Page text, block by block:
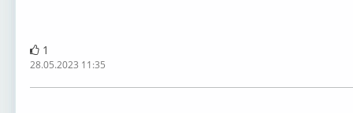
1
28.05.2023 11:35